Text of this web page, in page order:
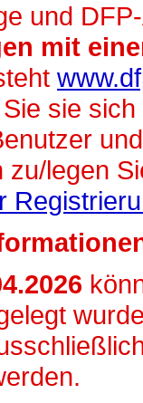
und
mit
sie
zu/legen